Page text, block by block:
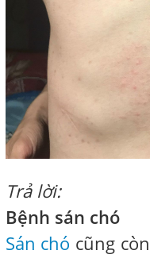
Trả lời:
Bệnh sán chó
Sán chó cũng